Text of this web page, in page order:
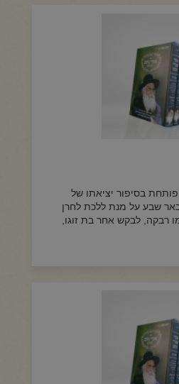
בסיפור יציאתו של
שבע על מנת ללכת לחרן
רבקה, לבקש אחר בת זוגו,